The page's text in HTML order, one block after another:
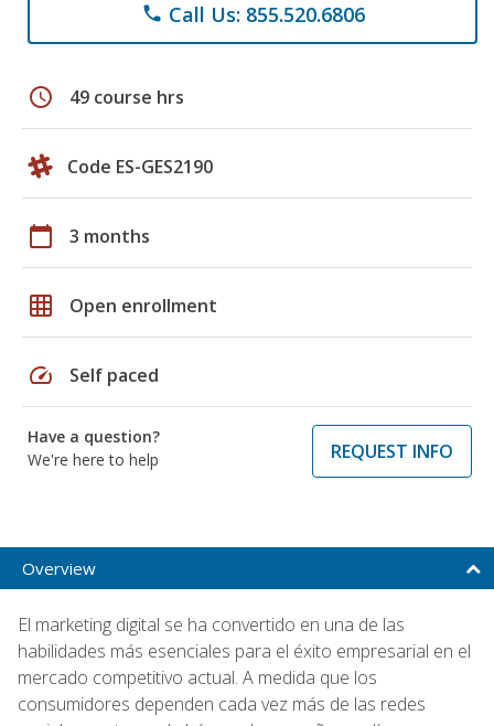
phone Call Us: 855.520.6806
schedule 49 course hrs
Code ES-GES2190
calendar_today 3 months
grid_on Open enrollment
speed Self paced
Have a question?
We're here to help
REQUEST INFO
Overview
El marketing digital se ha convertido en una de las
habilidades más esenciales para el éxito empresarial en el
mercado competitivo actual. A medida que los
consumidores dependen cada vez más de las redes